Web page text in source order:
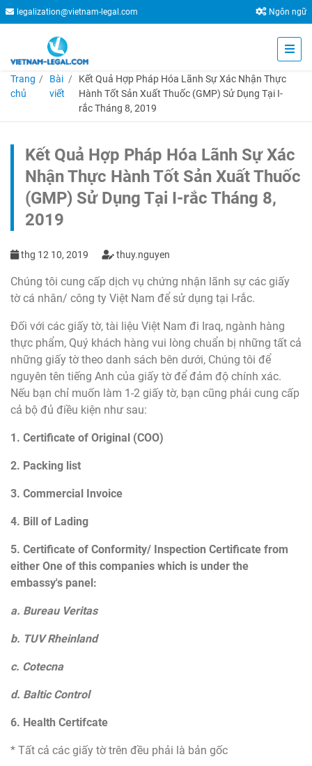
legalization@vietnam-legal.com Ngôn ngữ
Trang
chủ
Bài
viết
Kết Quả Hợp Pháp Hóa Lãnh Sự Xác Nhận Thực
Hành Tốt Sản Xuất Thuốc (GMP) Sử Dụng Tại I-
rắc Tháng 8, 2019
Kết Quả Hợp Pháp Hóa Lãnh Sự Xác
Nhận Thực Hành Tốt Sản Xuất Thuốc
(GMP) Sử Dụng Tại I-rắc Tháng 8,
2019
thg 12 10, 2019 thuy.nguyen
Chúng tôi cung cấp dịch vụ chứng nhận lãnh sự các giấy
tờ cá nhân/ công ty Việt Nam để sử dụng tại I-rắc.
Đối với các giấy tờ, tài liệu Việt Nam đi Iraq, ngành hàng
thực phẩm, Quý khách hàng vui lòng chuẩn bị những tất cả
những giấy tờ theo danh sách bên dưới, Chúng tôi để
nguyên tên tiếng Anh của giấy tờ để đảm độ chính xác.
Nếu bạn chỉ muốn làm 1-2 giấy tờ, bạn cũng phải cung cấp
cả bộ đủ điều kiện như sau:
1. Certificate of Original (COO)
2. Packing list
3. Commercial Invoice
4. Bill of Lading
5. Certificate of Conformity/ Inspection Certificate from
either One of this companies which is under the
embassy's panel:
a. Bureau Veritas
b. TUV Rheinland
c. Cotecna
d. Baltic Control
6. Health Certifcate
* Tất cả các giấy tờ trên đều phải là bản gốc